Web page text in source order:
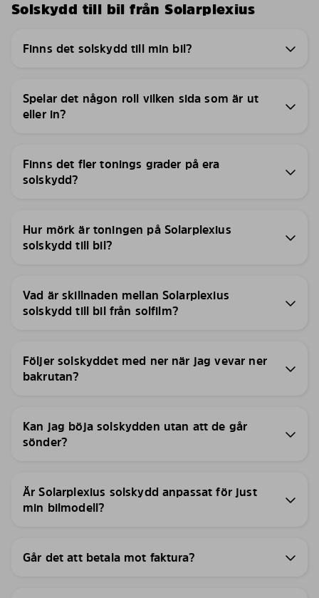
Solskydd till bil från Solarplexius
Finns det solskydd till min bil?
Spelar det någon roll vilken sida som är ut
eller in?
Finns det fler tonings grader på era
solskydd?
Hur mörk är toningen på Solarplexius
solskydd till bil?
Vad är skillnaden mellan Solarplexius
solskydd till bil från solfilm?
Följer solskyddet med ner när jag vevar ner
bakrutan?
Kan jag böja solskydden utan att de går
sönder?
Är Solarplexius solskydd anpassat för just
min bilmodell?
Går det att betala mot faktura?